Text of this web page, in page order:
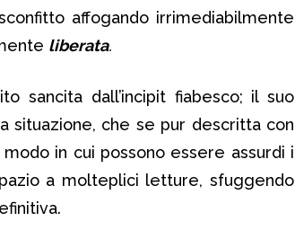
affogando irrimediabilmente
liberata.
sancita dall’incipit fiabesco; il suo
che se pur descritta con
in cui possono essere assurdi i
a molteplici letture, sfuggendo